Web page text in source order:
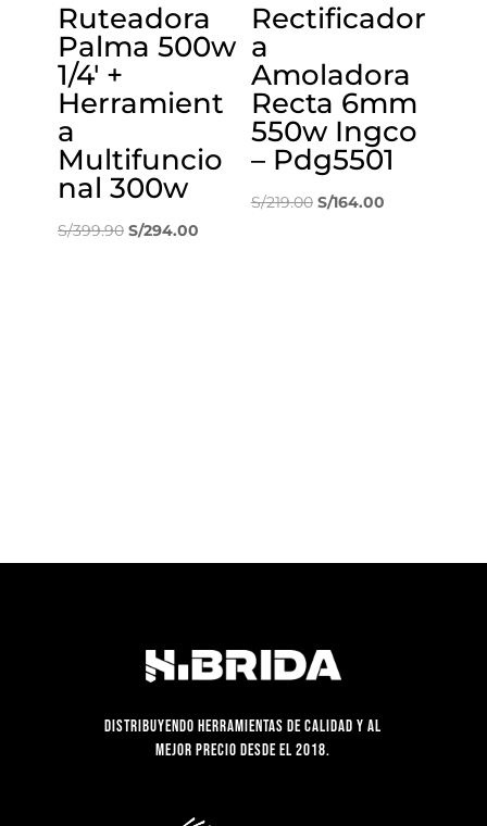
Ruteadora
Palma 500w
1/4′ +
Herramient
a
Multifuncio
nal 300w
S/399.90 El
S/294.00El
Rectificador
a
Amoladora
Recta 6mm
550w Ingco
– Pdg5501
S/219.00 El
S/164.00El
Distribuyendo herramientas de calidad y al
mejor precio desde el 2018.